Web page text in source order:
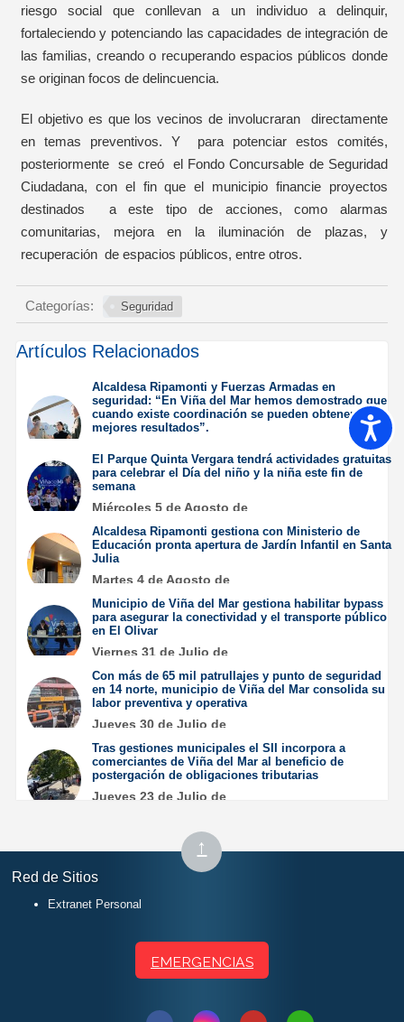
riesgo social que conllevan a un individuo a delinquir,
fortaleciendo y potenciando las capacidades de integración de
las familias, creando o recuperando espacios públicos donde
se originan focos de delincuencia.
El objetivo es que los vecinos de involucraran directamente
en temas preventivos. Y para potenciar estos comités,
posteriormente se creó el Fondo Concursable de Seguridad
Ciudadana, con el fin que el municipio financie proyectos
destinados a este tipo de acciones, como alarmas
comunitarias, mejora en la iluminación de plazas, y
recuperación de espacios públicos, entre otros.
Categorías: Seguridad
Artículos Relacionados
Alcaldesa Ripamonti y Fuerzas Armadas en
seguridad: “En Viña del Mar hemos demostrado que
cuando existe coordinación se pueden obtener
mejores resultados”.
2026
El Parque Quinta Vergara tendrá actividades gratuitas
para celebrar el Día del niño y la niña este fin de
semana
Miércoles 5 de Agosto de
Alcaldesa Ripamonti gestiona con Ministerio de
Educación pronta apertura de Jardín Infantil en Santa
Julia
Martes 4 de Agosto de
Municipio de Viña del Mar gestiona habilitar bypass
para asegurar la conectividad y el transporte público
en El Olivar
Viernes 31 de Julio de
Con más de 65 mil patrullajes y punto de seguridad
en 14 norte, municipio de Viña del Mar consolida su
labor preventiva y operativa
Jueves 30 de Julio de
Tras gestiones municipales el SII incorpora a
comerciantes de Viña del Mar al beneficio de
postergación de obligaciones tributarias
Jueves 23 de Julio de
↑ Subir
al
Red de Sitios
Extranet Personal
EMERGENCIAS
Síguenos SíguenosSíguenosSíguenosContactar